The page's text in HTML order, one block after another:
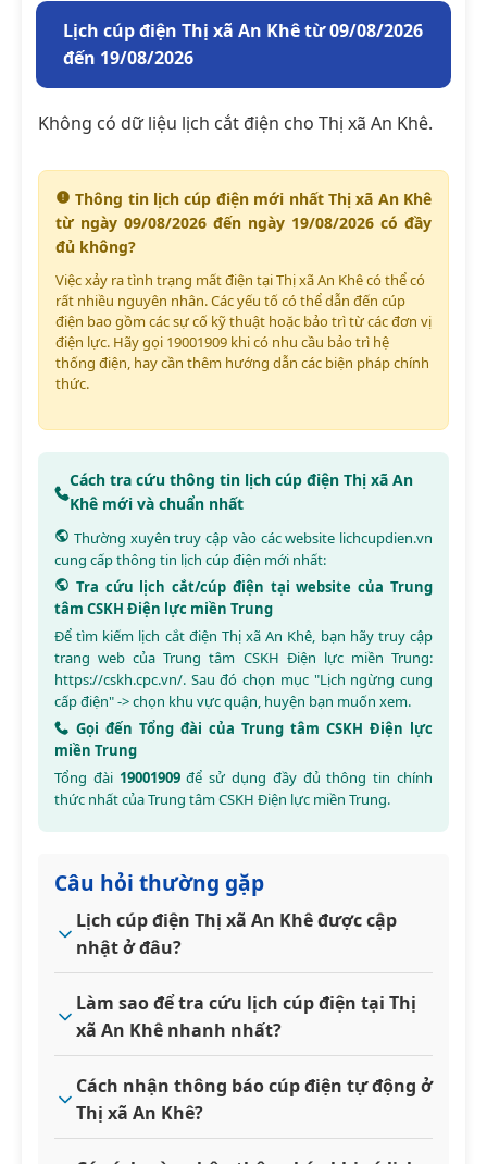
Lịch cúp điện Thị xã An Khê từ 09/08/2026
đến 19/08/2026
Không có dữ liệu lịch cắt điện cho Thị xã An Khê.
Thông tin lịch cúp điện mới nhất Thị xã An Khê
từ ngày 09/08/2026 đến ngày 19/08/2026 có đầy
đủ không?
Việc xảy ra tình trạng mất điện tại Thị xã An Khê có thể có
rất nhiều nguyên nhân. Các yếu tố có thể dẫn đến cúp
điện bao gồm các sự cố kỹ thuật hoặc bảo trì từ các đơn vị
điện lực. Hãy gọi 19001909 khi có nhu cầu bảo trì hệ
thống điện, hay cần thêm hướng dẫn các biện pháp chính
thức.
Cách tra cứu thông tin lịch cúp điện Thị xã An
Khê mới và chuẩn nhất
Thường xuyên truy cập vào các website lichcupdien.vn
cung cấp thông tin lịch cúp điện mới nhất:
Tra cứu lịch cắt/cúp điện tại website của Trung
tâm CSKH Điện lực miền Trung
Để tìm kiếm lịch cắt điện Thị xã An Khê, bạn hãy truy cập
trang web của Trung tâm CSKH Điện lực miền Trung:
https://cskh.cpc.vn/. Sau đó chọn mục "Lịch ngừng cung
cấp điện" -> chọn khu vực quận, huyện bạn muốn xem.
Gọi đến Tổng đài của Trung tâm CSKH Điện lực
miền Trung
Tổng đài 19001909để sử dụng đầy đủ thông tin chính
thức nhất của Trung tâm CSKH Điện lực miền Trung.
Câu hỏi thường gặp
Lịch cúp điện Thị xã An Khê được cập
nhật ở đâu?
Làm sao để tra cứu lịch cúp điện tại Thị
xã An Khê nhanh nhất?
Cách nhận thông báo cúp điện tự động ở
Thị xã An Khê?